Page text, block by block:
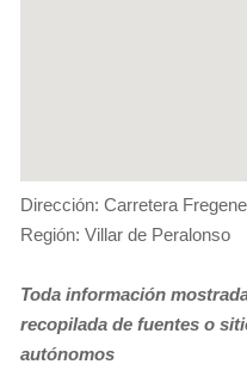
Dirección: Carretera
Región: Villar de Peralonso
Toda información
recopilada de fuentes o
autónomos